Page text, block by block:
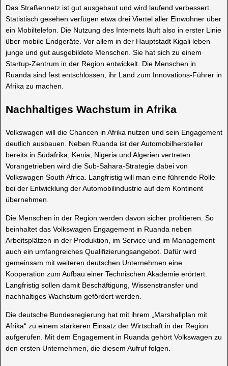
Das Straßennetz ist gut ausgebaut und wird laufend verbessert.
Statistisch gesehen verfügen etwa drei Viertel aller Einwohner über
ein Mobiltelefon. Die Nutzung des Internets läuft also in erster Linie
über mobile Endgeräte. Vor allem in der Hauptstadt Kigali leben
junge und gut ausgebildete Menschen. Sie hat sich zu einem
Startup-Zentrum in der Region entwickelt. Die Menschen in
Ruanda sind fest entschlossen, ihr Land zum Innovations-Führer in
Afrika zu machen.
Nachhaltiges Wachstum in Afrika
Volkswagen will die Chancen in Afrika nutzen und sein Engagement
deutlich ausbauen. Neben Ruanda ist der Automobilhersteller
bereits in Südafrika, Kenia, Nigeria und Algerien vertreten.
Vorangetrieben wird die Sub-Sahara-Strategie dabei von
Volkswagen South Africa. Langfristig will man eine führende Rolle
bei der Entwicklung der Automobilindustrie auf dem Kontinent
übernehmen.
Die Menschen in der Region werden davon sicher profitieren. So
beinhaltet das Volkswagen Engagement in Ruanda neben
Arbeitsplätzen in der Produktion, im Service und im Management
auch ein umfangreiches Qualifizierungsangebot. Dafür wird
gemeinsam mit weiteren deutschen Unternehmen eine
Kooperation zum Aufbau einer Technischen Akademie erörtert.
Langfristig sollen damit Beschäftigung, Wissenstransfer und
nachhaltiges Wachstum gefördert werden.
Die deutsche Bundesregierung hat mit ihrem „Marshallplan mit
Afrika“ zu einem stärkeren Einsatz der Wirtschaft in der Region
aufgerufen. Mit dem Engagement in Ruanda gehört Volkswagen zu
den ersten Unternehmen, die diesem Aufruf folgen.